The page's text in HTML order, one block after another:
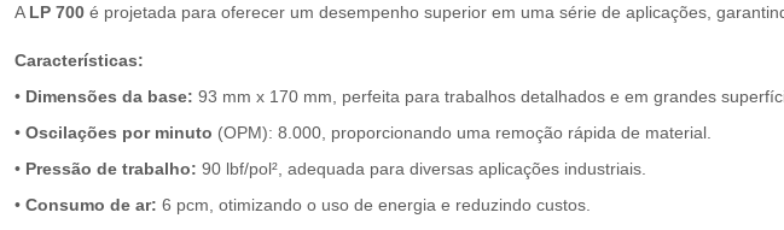
A LP 700 é projetada para oferecer um desempenho superior em uma série de aplicações,
Características:
• Dimensões da base: 93 mm x 170 mm, perfeita para trabalhos detalhados e em grandes
• Oscilações por minuto (OPM): 8.000, proporcionando uma remoção rápida de material.
• Pressão de trabalho: 90 lbf/pol², adequada para diversas aplicações industriais.
• Consumo de ar: 6 pcm, otimizando o uso de energia e reduzindo custos.